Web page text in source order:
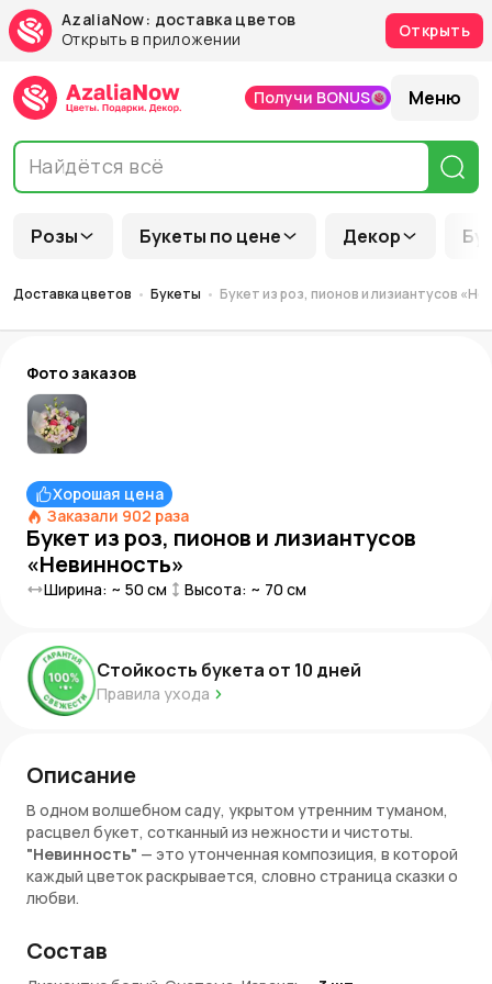
AzaliaNow: доставка цветов
Открыть в приложении
Открыть
Розы Букеты по цене Декор
Получи BONUS Меню
Доставка цветов Букеты Букет из роз, пионов и лизиантусов
Фото заказов
Хорошая цена
Заказали 902 раза
Букет из роз, пионов и лизиантусов
«Невинность»
Ширина: ~ 50 см Высота: ~ 70 см
Стойкость букета от 10 дней
Правила ухода
Описание
В одном волшебном саду, укрытом утренним туманом,
расцвел букет, сотканный из нежности и чистоты.
"Невинность" — это утонченная композиция, в которой
каждый цветок раскрывается, словно страница сказки о
любви.
светлые намерения. Воздушные
облака на рассвете, их бархатистые лепестки
Состав